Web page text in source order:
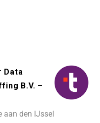
Data
B.V. –
aan den IJssel